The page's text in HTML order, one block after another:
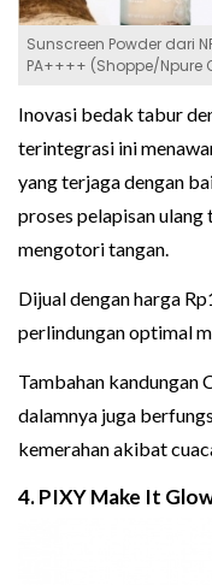
Sunscreen Powder dari
PA++++ (Shoppe/Npure
Inovasi bedak tabur
terintegrasi ini
yang terjaga dengan
proses pelapisan
mengotori tangan.
Dijual dengan harga
perlindungan optimal
Tambahan kandungan
dalamnya juga
kemerahan akibat
4. PIXY Make It